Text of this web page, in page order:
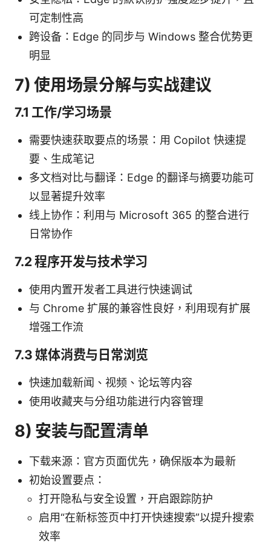
可定制性高
跨设备：Edge 的同步与 Windows 整合优势更
明显
7) 使用场景分解与实战建议
7.1 工作/学习场景
需要快速获取要点的场景：用 Copilot 快速提
要、生成笔记
多文档对比与翻译：Edge 的翻译与摘要功能可
以显著提升效率
线上协作：利用与 Microsoft 365 的整合进行
日常协作
7.2 程序开发与技术学习
使用内置开发者工具进行快速调试
与 Chrome 扩展的兼容性良好，利用现有扩展
增强工作流
7.3 媒体消费与日常浏览
快速加载新闻、视频、论坛等内容
使用收藏夹与分组功能进行内容管理
8) 安装与配置清单
下载来源：官方页面优先，确保版本为最新
初始设置要点：
打开隐私与安全设置，开启跟踪防护
启用“在新标签页中打开快速搜索”以提升搜索
效率